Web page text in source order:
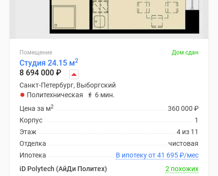
Помещение Дом сдан
Студия 24.15 м2
8 694 000 ₽
Санкт-Петербург, Выборгский
Политехническая
6 мин.
360 000 ₽
Цена за м2
1
Корпус
4 из 11
Этаж
чистовая
Отделка
В ипотеку от 41 695₽/мес
Ипотека
iD Polytech (АйДи Политех)
2 похожих